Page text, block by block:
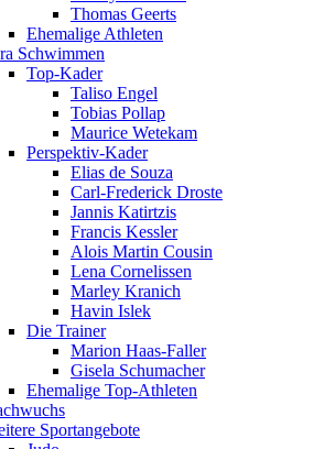
Thomas Geerts
Ehemalige Athleten
Schwimmen
Top-Kader
Taliso Engel
Tobias Pollap
Maurice Wetekam
Perspektiv-Kader
Elias de Souza
Carl-Frederick Droste
Jannis Katirtzis
Francis Kessler
Alois Martin Cousin
Lena Cornelissen
Marley Kranich
Havin Islek
Die Trainer
Marion Haas-Faller
Gisela Schumacher
Ehemalige Top-Athleten
Sportangebote